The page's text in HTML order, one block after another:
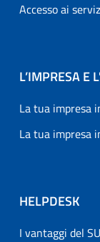
Accesso ai
L’IMPRESA E
La tua impresa
La tua impresa
HELPDESK
I vantaggi del